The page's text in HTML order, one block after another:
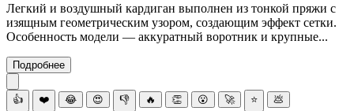
Легкий и воздушный кардиган выполнен из тонкой пряжи с
изящным геометрическим узором, создающим эффект сетки.
Особенность модели — аккуратный воротник и крупные...
Подробнее
👍 ❤️ 😂 😍 👎 🔥 👏 😮 🚀 ⭐ 💩